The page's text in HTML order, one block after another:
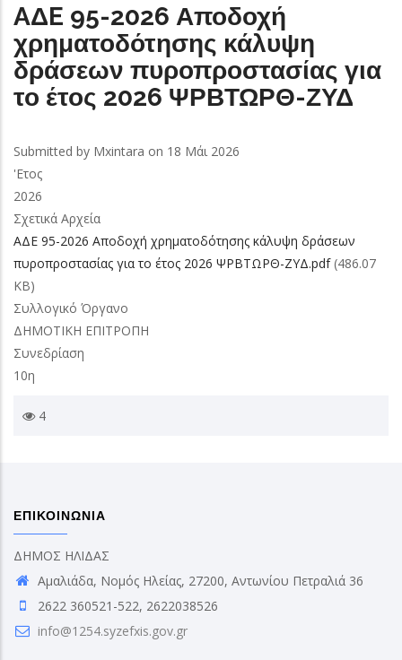
AΔE 95-2026 Αποδοχή
χρηματοδότησης κάλυψη
δράσεων πυροπροστασίας για
το έτος 2026 ΨΡΒΤΩΡΘ-ΖΥΔ
Submitted by Mxintara on 18 Μάι 2026
'Ετος
2026
Σχετικά Αρχεία
AΔE 95-2026 Αποδοχή χρηματοδότησης κάλυψη δράσεων
πυροπροστασίας για το έτος 2026 ΨΡΒΤΩΡΘ-ΖΥΔ.pdf (486.07
KB)
Συλλογικό Όργανο
ΔΗΜΟΤΙΚΗ ΕΠΙΤΡΟΠΗ
Συνεδρίαση
10η
4
ΕΠΙΚΟΙΝΩΝΙΑ
ΔΗΜΟΣ ΗΛΙΔΑΣ
Αμαλιάδα, Νομός Ηλείας, 27200, Αντωνίου Πετραλιά 36
2622 360521-522, 2622038526
info@1254.syzefxis.gov.gr